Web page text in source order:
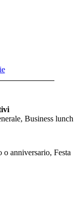
Business lunch
anniversario, Festa